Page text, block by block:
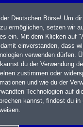
/ Kürzel
Deutschen Börse! Um
ermöglichen, setzen wir
ein. Mit dem Klicken auf
einverstanden, dass
verwenden dürfen.
du der Verwendung
zustimmen oder
und wie du der
Technologien auf
kannst, findest du in
.